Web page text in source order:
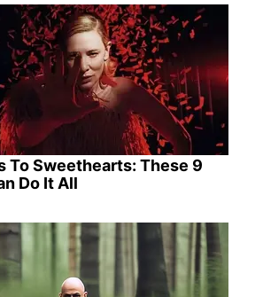
To Sweethearts: These 9
Do It All